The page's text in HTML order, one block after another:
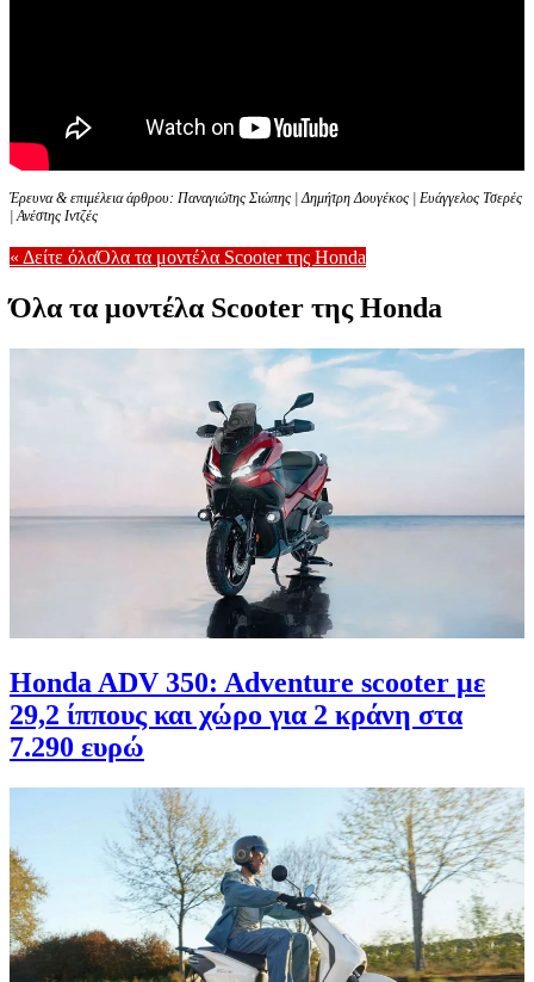
Έρευνα & επιμέλεια άρθρου: Παναγιώτης Σιώπης | Δημήτρη Δουγέκος | Ευάγγελος Τσερές
| Ανέστης Ιντζές
« Δείτε όλαΌλα τα μοντέλα Scooter της Honda
Όλα τα μοντέλα Scooter της Honda
Honda ADV 350: Adventure scooter με
29,2 ίππους και χώρο για 2 κράνη στα
7.290 ευρώ